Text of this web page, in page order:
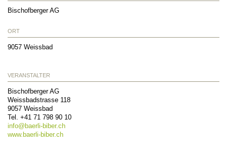
Bischofberger AG
ORT
9057 Weissbad
VERANSTALTER
Bischofberger AG
Weissbadstrasse 118
9057 Weissbad
Tel. +41 71 798 90 10
info@ baerli-biber.ch
www.baerli-biber.ch